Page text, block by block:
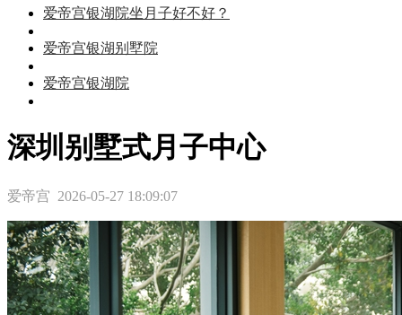
爱帝宫银湖院坐月子好不好？
爱帝宫银湖别墅院
爱帝宫银湖院
深圳别墅式月子中心
爱帝宫 2026-05-27 18:09:07